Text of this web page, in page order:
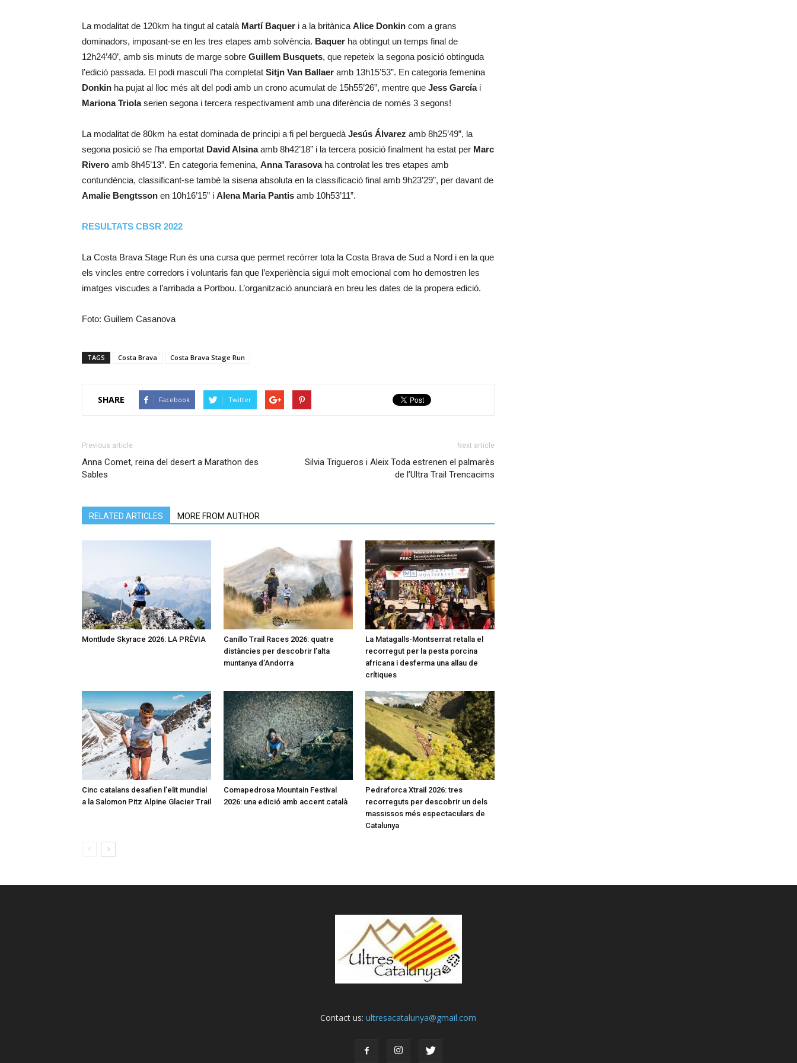
La modalitat de 120km ha tingut al català Martí Baquer i a la britànica Alice Donkin com a grans
dominadors, imposant-se en les tres etapes amb solvència. Baquer ha obtingut un temps final de
12h24’40’, amb sis minuts de marge sobre Guillem Busquets, que repeteix la segona posició obtinguda
l’edició passada. El podi masculí l’ha completat Sitjn Van Ballaer amb 13h15’53”. En categoria femenina
Donkin ha pujat al lloc més alt del podi amb un crono acumulat de 15h55’26”, mentre que Jess Garcíai
Mariona Triolaserien segona i tercera respectivament amb una diferència de només 3 segons!
La modalitat de 80km ha estat dominada de principi a fi pel berguedà Jesús Álvarez amb 8h25’49”, la
segona posició se l’ha emportat David Alsinaamb 8h42’18” i la tercera posició finalment ha estat per Marc
Rivero amb 8h45’13”. En categoria femenina, Anna Tarasovaha controlat les tres etapes amb
contundència, classificant-se també la sisena absoluta en la classificació final amb 9h23’29”, per davant de
Amalie Bengtsson en 10h16’15” i Alena Maria Pantis amb 10h53’11”.
RESULTATS CBSR 2022
La Costa Brava Stage Run és una cursa que permet recórrer tota la Costa Brava de Sud a Nord i en la que
els vincles entre corredors i voluntaris fan que l’experiència sigui molt emocional com ho demostren les
imatges viscudes a l’arribada a Portbou. L’organització anunciarà en breu les dates de la propera edició.
Foto: Guillem Casanova
TAGS Costa Brava Costa Brava Stage Run
SHARE Facebook Twitter
Previous article
Anna Comet, reina del desert a Marathon des
Sables
Next article
Silvia Trigueros i Aleix Toda estrenen el palmarès
de l’Ultra Trail Trencacims
RELATED ARTICLES MORE FROM AUTHOR
Montlude Skyrace 2026: LA PRÈVIA
Canillo Trail Races 2026: quatre
distàncies per descobrir l’alta
muntanya d’Andorra
La Matagalls-Montserrat retalla el
recorregut per la pesta porcina
africana i desferma una allau de
crítiques
Cinc catalans desafien l’elit mundial
a la Salomon Pitz Alpine Glacier Trail
Comapedrosa Mountain Festival
2026: una edició amb accent català
Pedraforca Xtrail 2026: tres
recorreguts per descobrir un dels
massissos més espectaculars de
Catalunya
Contact us:ultresacatalunya@gmail.com